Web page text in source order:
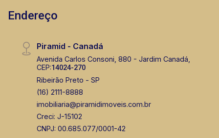
Endereço
Piramid - Canadá
Avenida Carlos Consoni, 880 - Jardim Canadá,
CEP:14024-270
Ribeirão Preto - SP
(16) 2111-8888
imobiliaria@piramidimoveis.com.br
Creci: J-15102
CNPJ: 00.685.077/0001-42